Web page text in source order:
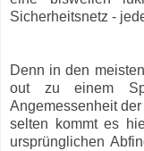
Sicherheitsnetz -
Denn in den
out zu einem
Angemessenheit
selten kommt es
ursprünglichen